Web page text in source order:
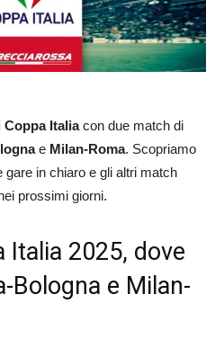
Italiacon due match di
e Milan-Roma. Scopriamo
in chiaro e gli altri match
prossimi giorni.
Italia 2025, dove
Bologna e Milan-